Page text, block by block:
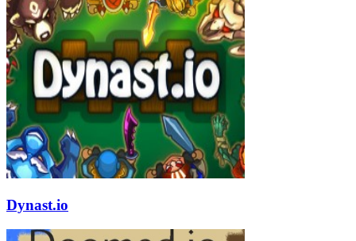
Dynast.io